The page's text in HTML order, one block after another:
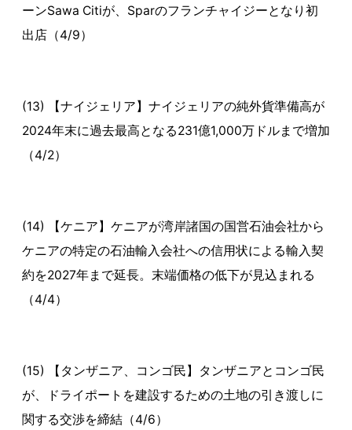
ーンSawa Citiが、Sparのフランチャイジーとなり初
出店（4/9）
(13) 【ナイジェリア】ナイジェリアの純外貨準備高が
2024年末に過去最高となる231億1,000万ドルまで増加
（4/2）
(14) 【ケニア】ケニアが湾岸諸国の国営石油会社から
ケニアの特定の石油輸入会社への信用状による輸入契
約を2027年まで延長。末端価格の低下が見込まれる
（4/4）
(15) 【タンザニア、コンゴ民】タンザニアとコンゴ民
が、ドライポートを建設するための土地の引き渡しに
関する交渉を締結（4/6）